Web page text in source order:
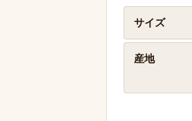
サイズ
産地